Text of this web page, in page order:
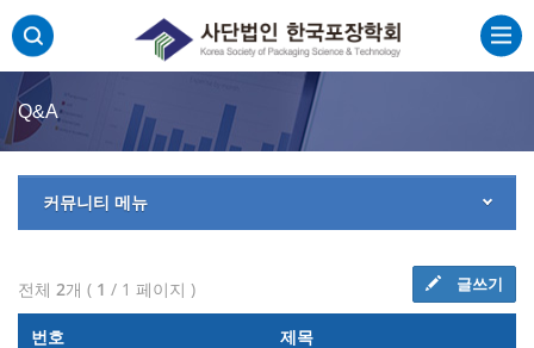
Q&A
커뮤니티 메뉴
전체 2개 ( 1 / 1 페이지 ) 글쓰기
번호 제목